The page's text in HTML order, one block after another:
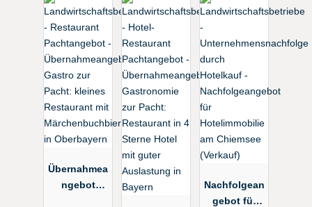
Übernahmea
ngebot
Nachfolgean
gebot für